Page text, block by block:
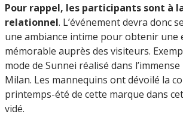
Pour rappel, les participants sont à
relationnel. L’événement devra donc
une ambiance intime pour obtenir une
mémorable auprès des visiteurs.
mode de Sunnei réalisé dans
Milan. Les mannequins ont dévoilé la
printemps-été de cette marque dans
vidé.